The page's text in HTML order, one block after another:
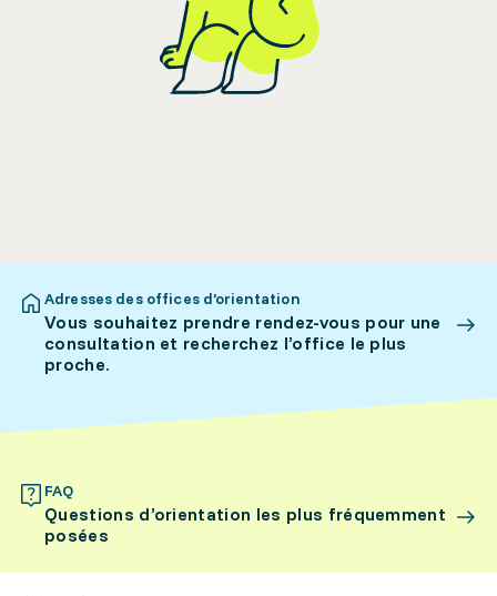
Adresses des offices d’orientation
Vous souhaitez prendre rendez-vous pour une
consultation et recherchez l’office le plus
proche.
FAQ
Questions d’orientation les plus fréquemment
posées